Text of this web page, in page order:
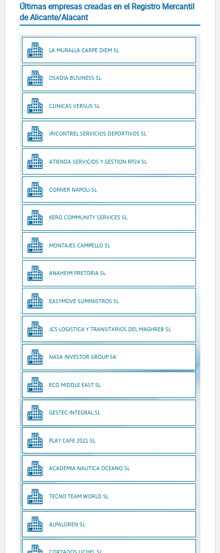
Últimas empresas creadas en el Registro Mercantil
de Alicante/Alacant
LA MURALLA CARPE DIEM SL
OSADIA BUSINESS SL
CLINICAS VERSUS SL
IRICONTREL SERVICIOS DEPORTIVOS SL
ATIENDA SERVICIOS Y GESTION RP24 SL
CORNER NAPOLI SL
KERO COMMUNITY SERVICES SL
MONTAJES CAMPELLO SL
ANAHEIM PRETORIA SL
EASYMOVE SUMINISTROS SL
JCS LOGISTICA Y TRANSITARIOS DEL MAGHREB SL
NASA INVESTOR GROUP SA
ECO MIDDLE EAST SL
GESTEC INTEGRAL SL
PLAY CAFE 2021 SL
ACADEMIA NAUTICA OCEANO SL
TECNO TEAM WORLD SL
ALPALOREN SL